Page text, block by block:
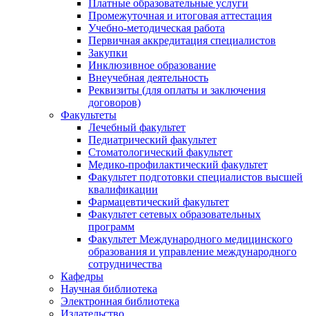
Платные образовательные услуги
Промежуточная и итоговая аттестация
Учебно-методическая работа
Первичная аккредитация специалистов
Закупки
Инклюзивное образование
Внеучебная деятельность
Реквизиты (для оплаты и заключения
договоров)
Факультеты
Лечебный факультет
Педиатрический факультет
Стоматологический факультет
Медико-профилактический факультет
Факультет подготовки специалистов высшей
квалификации
Фармацевтический факультет
Факультет сетевых образовательных
программ
Факультет Международного медицинского
образования и управление международного
сотрудничества
Кафедры
Научная библиотека
Электронная библиотека
Издательство